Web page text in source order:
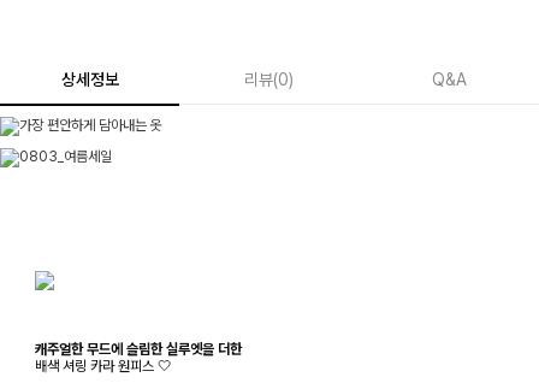
상세정보 리뷰(0) Q&A
캐주얼한 무드에 슬림한 실루엣을 더한
배색 셔링 카라 원피스 🤍